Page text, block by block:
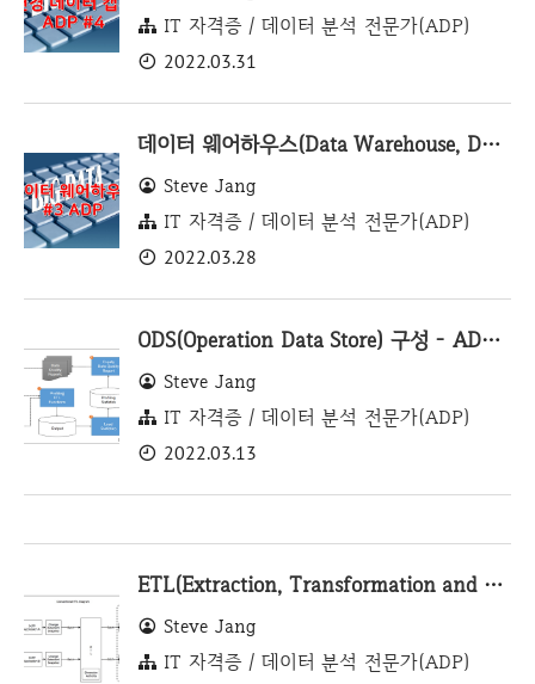
IT 자격증 / 데이터 분석 전문가(ADP)
2022.03.31
데이터 웨어하우스(Data Warehouse, DW) - ADP #3
Steve Jang
IT 자격증 / 데이터 분석 전문가(ADP)
2022.03.28
ODS(Operation Data Store) 구성 - ADP #2
Steve Jang
IT 자격증 / 데이터 분석 전문가(ADP)
2022.03.13
ETL(Extraction, Transformation and Load) - ADP #1
Steve Jang
IT 자격증 / 데이터 분석 전문가(ADP)